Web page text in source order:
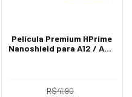
Película Premium HPrime
Nanoshield para A12 / A02
R$41,90